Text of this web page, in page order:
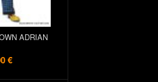
ADRIAN
€